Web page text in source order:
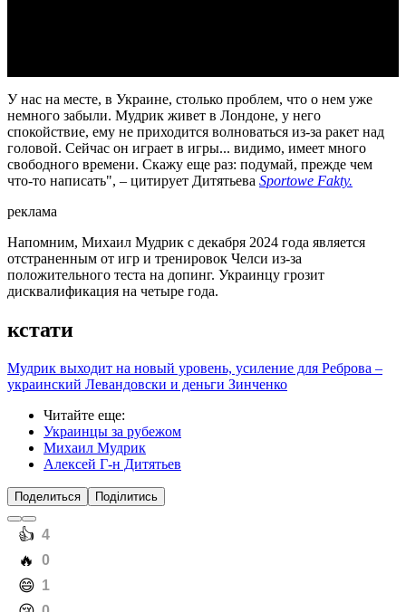
У нас на месте, в Украине, столько проблем, что о нем уже
немного забыли. Мудрик живет в Лондоне, у него
спокойствие, ему не приходится волноваться из-за ракет над
головой. Сейчас он играет в игры... видимо, имеет много
свободного времени. Скажу еще раз: подумай, прежде чем
что-то написать", – цитирует Дитятьева Sportowe Fakty.
реклама
Напомним, Михаил Мудрик с декабря 2024 года является
отстраненным от игр и тренировок Челси из-за
положительного теста на допинг. Украинцу грозит
дисквалификация на четыре года.
кстати
Мудрик выходит на новый уровень, усиление для Реброва –
украинский Левандовски и деньги Зинченко
Читайте еще:
Украинцы за рубежом
Михаил Мудрик
Алексей Г-н Дитятьев
Поделиться Поділитись
️👍 4
️🔥 0
️😄 1